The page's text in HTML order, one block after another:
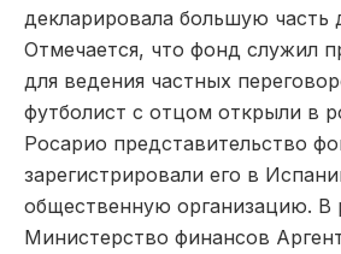
декларировала большую часть
Отмечается, что фонд служил
для ведения частных
футболист с отцом открыли в
Росарио представительство
зарегистрировали его в
общественную организацию. В
Министерство финансов